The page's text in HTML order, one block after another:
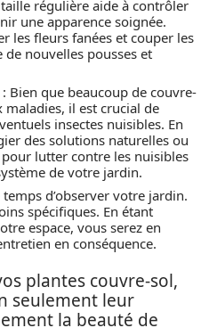
régulière aide à contrôler
une apparence soignée.
les fleurs fanées et couper les
nouvelles pousses et
: Bien que beaucoup de couvre-
il est crucial de
insectes nuisibles. En
des solutions naturelles ou
lutter contre les nuisibles
de votre jardin.
temps d’observer votre jardin.
spécifiques. En étant
espace, vous serez en
en conséquence.
plantes couvre-sol,
seulement leur
la beauté de